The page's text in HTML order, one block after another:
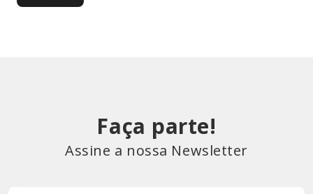
Faça parte!
Assine a nossa Newsletter